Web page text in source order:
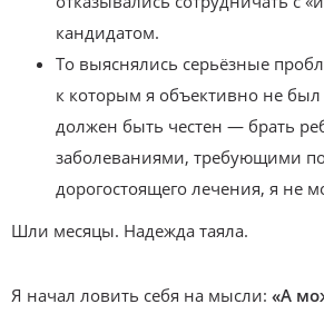
кандидатом.
То выяснялись серьёзные
к которым я объективно не был
должен быть честен — брать
заболеваниями, требующими
дорогостоящего лечения, я не
Шли месяцы. Надежда таяла.
Я начал ловить себя на мысли: «А